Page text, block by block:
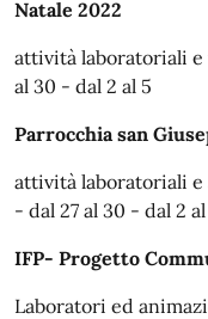
Natale 2022
attività laboratoriali e
al 30 - dal 2 al 5
Parrocchia san
attività laboratoriali
- dal 27 al 30 - dal 2
IFP​​​​​​​- Progetto
Laboratori ed